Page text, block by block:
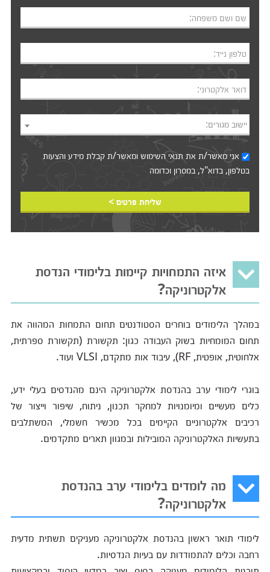
שם ושם משפחה:
טלפון נייד:
דואר אלקטרוני:
יישוב מגורים:
אני מאשר/ת אתתנאי השימושומאשר/ת קבלת מידע והצעות
בטלפון, בדוא"ל, במסרון וכדומה‎‎
שליחת פרטים >
איזה התמחויות קיימות בלימודי הנדסת
אלקטרוניקה?
במהלך הלימודים בוחרים הסטודנטים תחום התמחות המהווה את
תחום המומחיות בשוק העבודה כגון: תקשורת (תקשורת ספרתית,
אלחוטית, אופטית, RF), עיבוד אות מתקדם, VLSI ועוד.
בוגרי לימודי ערב בהנדסת אלקטרוניקה הינם מהנדסים בעלי ידע,
כלים מעשיים ומיומנויות למחקר תכנון, ניתוח, שיפור וייצור של
רכיבים אלקטרוניים הקיימים בכל מכשיר חשמלי, המשתלבים
בתעשיות האלקטרוניקה המובילות ובמגוון תארים מתקדמים.
מה לומדים בלימודי ערב בהנדסת
אלקטרוניקה?
לימודי תואר ראשון בהנדסת אלקטרוניקה מעניקים תשתית מדעית
רחבה וכלים להתמודדות עם בעיות הנדסיות.